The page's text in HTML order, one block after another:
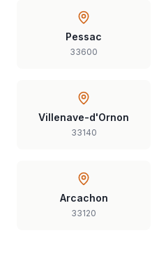
Pessac
33600
Villenave-d'Ornon
33140
Arcachon
33120